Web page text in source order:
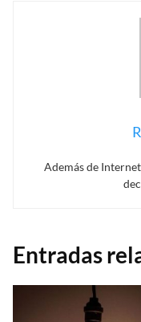
Además de
Entradas